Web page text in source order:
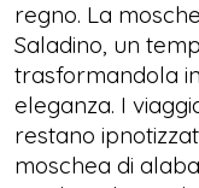
regno. La
Saladino, un
trasformandola
eleganza. I
restano
moschea di